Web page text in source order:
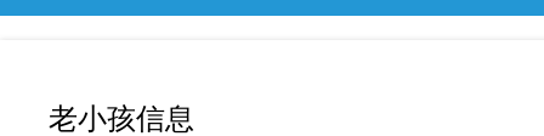
老小孩信息